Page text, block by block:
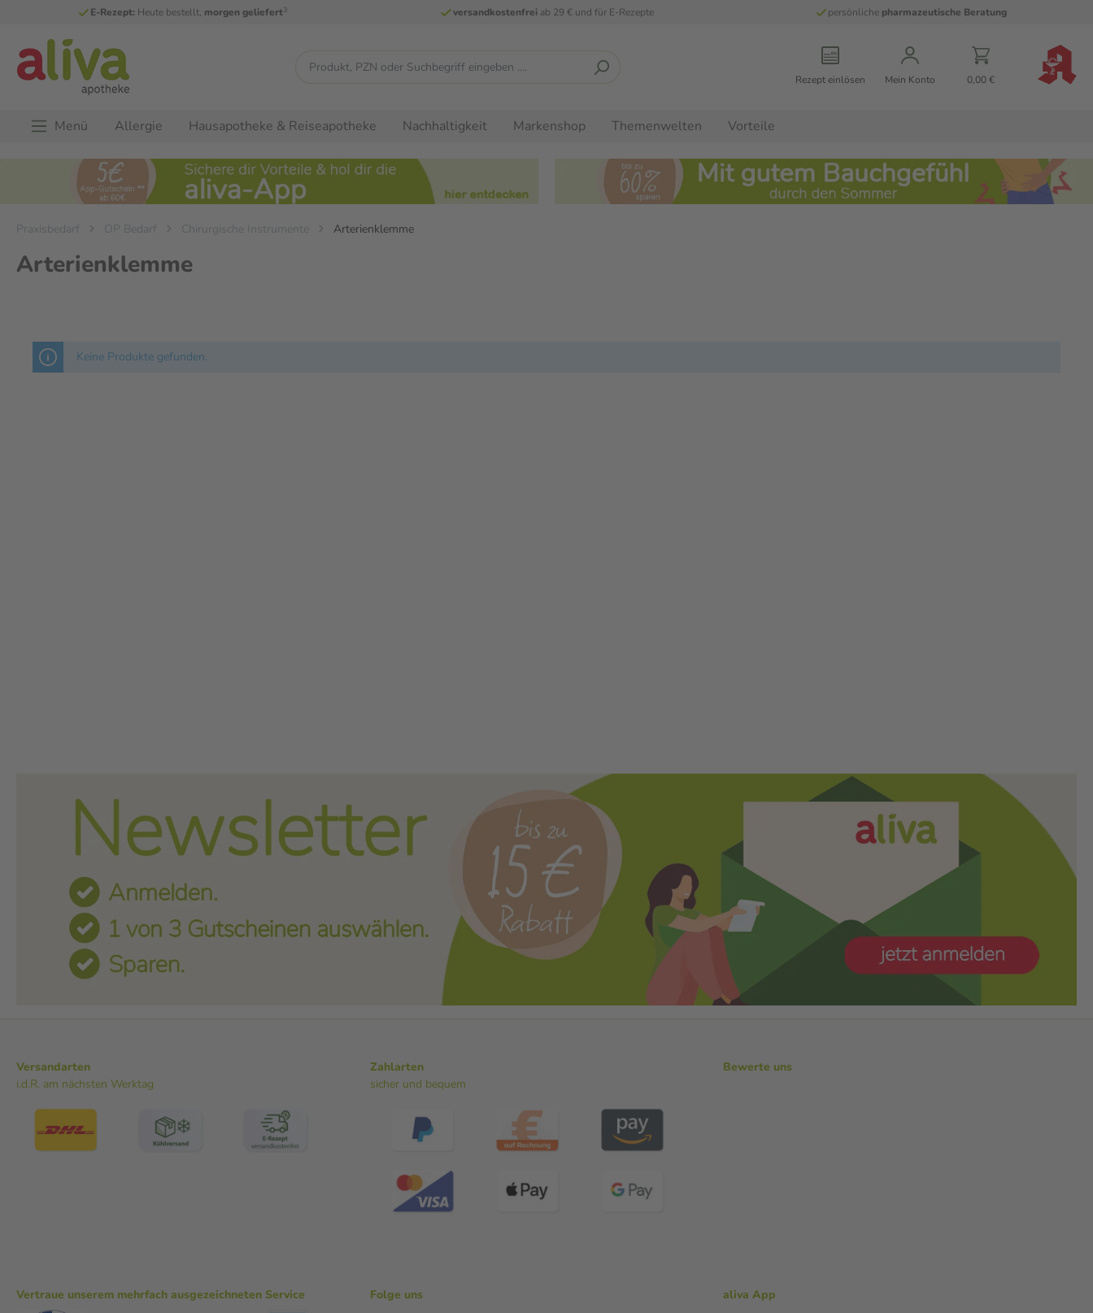
E-Rezept: Heute bestellt, morgen geliefert3 versandkostenfreiab 29 € und für E-Rezepte persönliche pharmazeutische Beratung
Rezept einlösen Mein Konto 0,00 €
Menü Allergie Hausapotheke & Reiseapotheke Nachhaltigkeit Markenshop Themenwelten Vorteile
Praxisbedarf OP Bedarf Chirurgische Instrumente Arterienklemme
Arterienklemme
Keine Produkte gefunden.
Versandarten
i.d.R. am nächsten Werktag
Zahlarten
sicher und bequem
Bewerte uns
Vertraue unserem mehrfach ausgezeichneten Service Folge uns aliva App